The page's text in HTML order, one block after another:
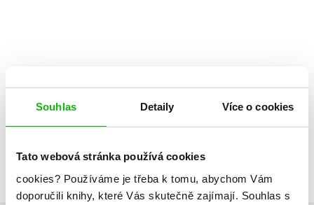
Souhlas Detaily Více o cookies
Tato webová stránka používá cookies
cookies? Používáme je třeba k tomu, abychom Vám
doporučili knihy, které Vás skutečně zajímají. Souhlas s